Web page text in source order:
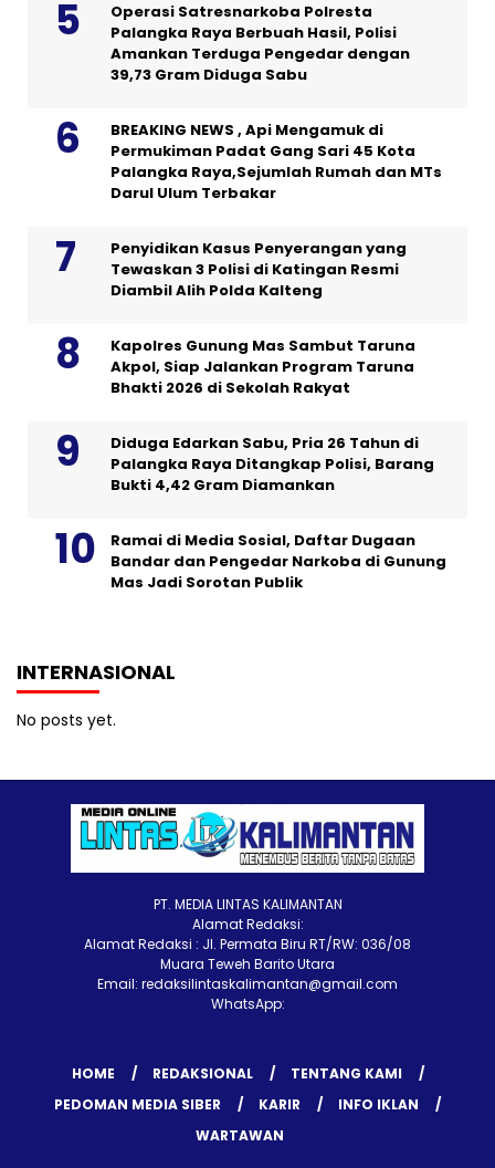
Operasi Satresnarkoba Polresta
Palangka Raya Berbuah Hasil, Polisi
Amankan Terduga Pengedar dengan
39,73 Gram Diduga Sabu
BREAKING NEWS , Api Mengamuk di
Permukiman Padat Gang Sari 45 Kota
Palangka Raya,Sejumlah Rumah dan MTs
Darul Ulum Terbakar
Penyidikan Kasus Penyerangan yang
Tewaskan 3 Polisi di Katingan Resmi
Diambil Alih Polda Kalteng
Kapolres Gunung Mas Sambut Taruna
Akpol, Siap Jalankan Program Taruna
Bhakti 2026 di Sekolah Rakyat
Diduga Edarkan Sabu, Pria 26 Tahun di
Palangka Raya Ditangkap Polisi, Barang
Bukti 4,42 Gram Diamankan
Ramai di Media Sosial, Daftar Dugaan
Bandar dan Pengedar Narkoba di Gunung
Mas Jadi Sorotan Publik
INTERNASIONAL
No posts yet.
PT. MEDIA LINTAS KALIMANTAN
Alamat Redaksi:
Alamat Redaksi : Jl. Permata Biru RT/RW: 036/08
Muara Teweh Barito Utara
Email: redaksilintaskalimantan@gmail.com
WhatsApp:
HOME REDAKSIONAL
TENTANG KAMI
PEDOMAN MEDIA SIBER
KARIR
INFO IKLAN
WARTAWAN